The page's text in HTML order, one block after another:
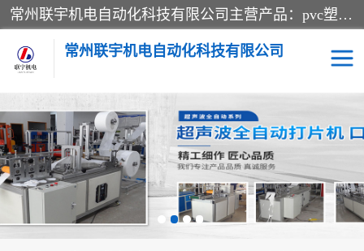
常州联宇机电自动化科技有限公司主营产品：pvc塑料焊机、高频热合机、软膜天花压边机、服装布料凹凸压花机、布料3d压印设备、服装植胶设备、超声波布料花边机、无纺布热合机、全自动压花机。
常州联宇机电自动化科技有限公司
压花定型机以及压花模具 超声波热合机
高频热合机 超声波花边机
超声波复合压花机 凹凸压花机压标机